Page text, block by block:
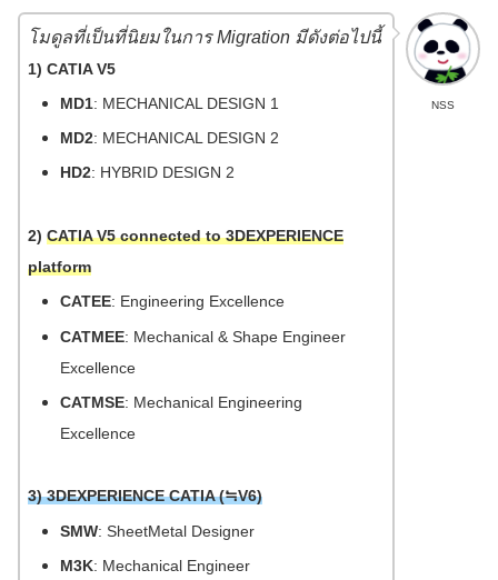
NSS
โมดูลที่เป็นที่นิยมในการ Migration มีดังต่อไปนี้
1) CATIA V5
MD1: MECHANICAL DESIGN 1
MD2: MECHANICAL DESIGN 2
HD2: HYBRID DESIGN 2
2) CATIA V5 connected to 3DEXPERIENCE
platform
CATEE: Engineering Excellence
CATMEE: Mechanical & Shape Engineer
Excellence
CATMSE: Mechanical Engineering
Excellence
3) 3DEXPERIENCE CATIA (≒V6)
SMW: SheetMetal Designer
M3K: Mechanical Engineer